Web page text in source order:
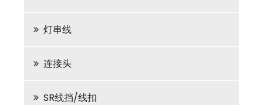
灯串线
连接头
SR线挡/线扣